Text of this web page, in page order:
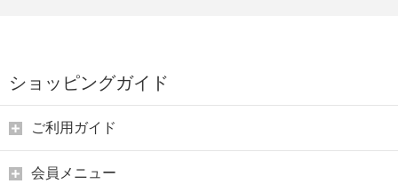
ショッピングガイド
ご利用ガイド
会員メニュー